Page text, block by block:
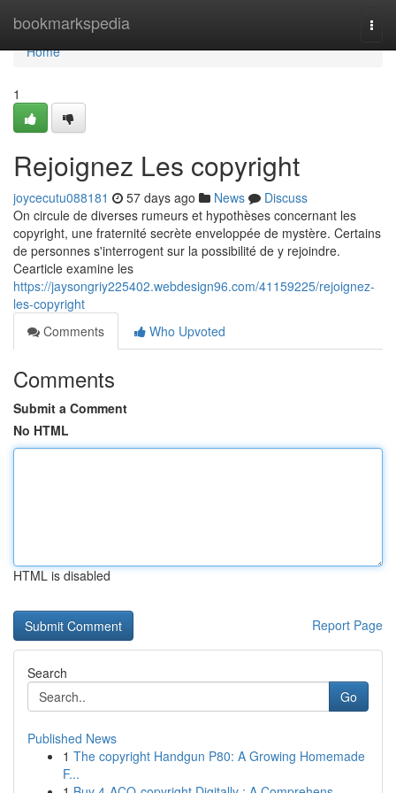
bookmarkspedia
Home
Home
1
Rejoignez Les copyright
joycecutu088181 57 days ago News
Discuss
On circule de diverses rumeurs et hypothèses concernant les
copyright, une fraternité secrète enveloppée de mystère. Certains
de personnes s'interrogent sur la possibilité de y rejoindre.
Cearticle examine les
https://jaysongriy225402.webdesign96.com/41159225/rejoignez-
les-copyright
Comments
Who Upvoted
Comments
Submit a Comment
No HTML
HTML is disabled
Report Page
Search
Go
Published News
1 The copyright Handgun P80: A Growing Homemade
F...